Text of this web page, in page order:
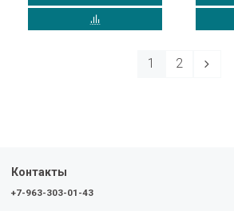
1 2
Контакты
+7-963-303-01-43